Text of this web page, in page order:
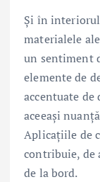
Şi în
materialele
un sentiment
elemente de
accentuate
aceeaşi
Aplicaţiile de
contribuie, de
de la bord.